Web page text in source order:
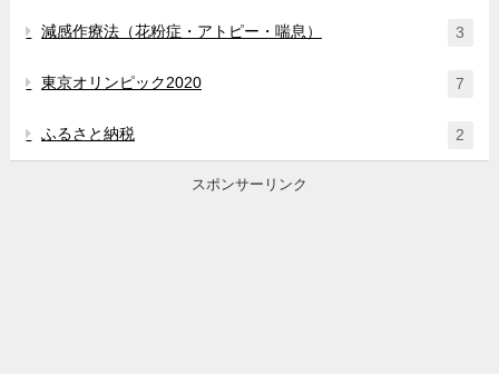
減感作療法（花粉症・アトピー・喘息） 3
東京オリンピック2020 7
ふるさと納税 2
スポンサーリンク